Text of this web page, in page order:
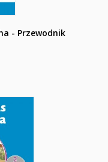
- Przewodnik